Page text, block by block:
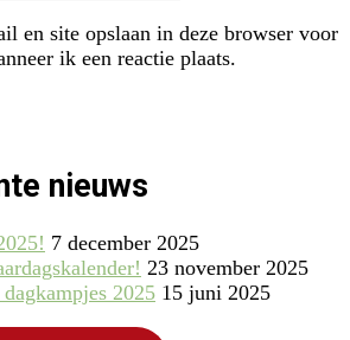
en site opslaan in deze browser voor
ik een reactie plaats.
nieuws
7 december 2025
23 november 2025
2025 15 juni 2025